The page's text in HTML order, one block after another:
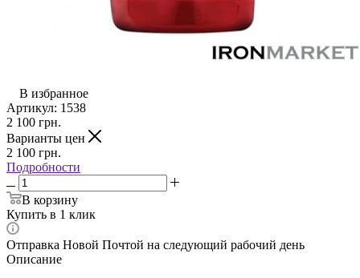
В избранное
Артикул: 1538
2 100 грн.
Варианты цен
2 100 грн.
Подробности
В корзину
Купить в 1 клик
Отправка Новой Почтой на следующий рабочий день
Описание